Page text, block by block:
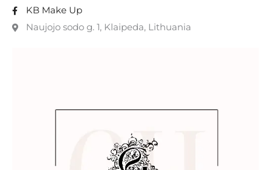
KB Make Up
Naujojo sodo g. 1, Klaipeda, Lithuania